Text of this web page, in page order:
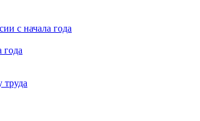
с начала года
года
труда